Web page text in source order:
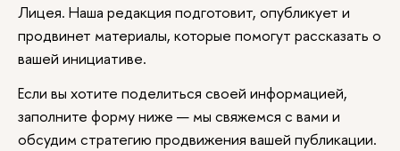
Лицея. Наша редакция подготовит, опубликует и
продвинет материалы, которые помогут рассказать о
вашей инициативе.
Если вы хотите поделиться своей информацией,
заполните форму ниже — мы свяжемся с вами и
обсудим стратегию продвижения вашей публикации.